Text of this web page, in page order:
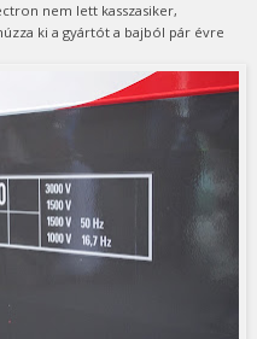
nem lett kasszasiker,
ki a gyártót a bajból pár évre